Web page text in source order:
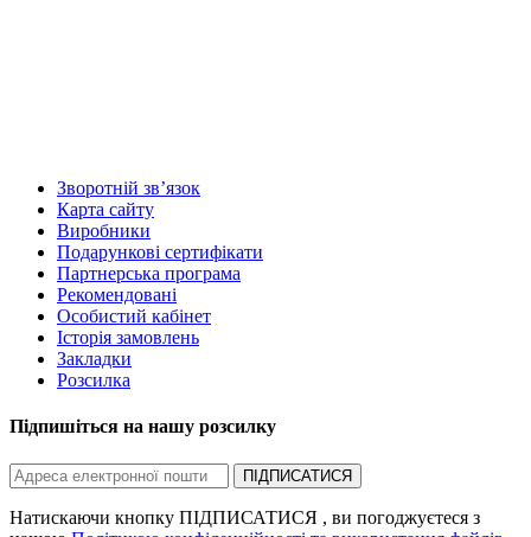
Зворотній зв’язок
Карта сайту
Виробники
Подарункові сертифікати
Партнерська програма
Рекомендовані
Особистий кабінет
Історія замовлень
Закладки
Розсилка
Підпишіться на нашу розсилку
ПІДПИСАТИСЯ
Натискаючи кнопку ПІДПИСАТИСЯ , ви погоджуєтеся з